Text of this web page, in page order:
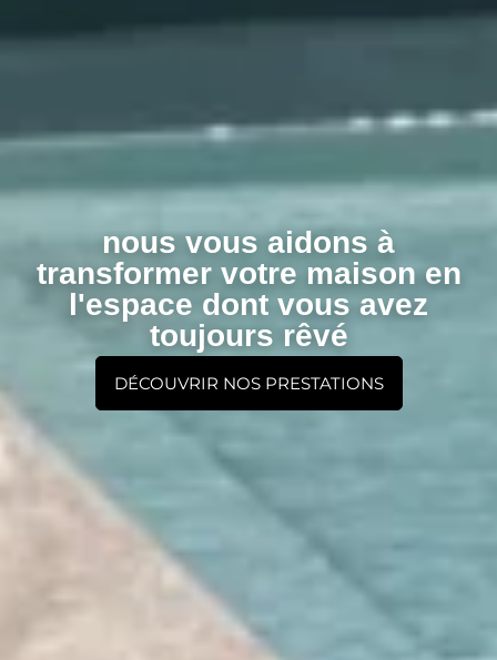
nous vous aidons à
transformer votre maison en
l'espace dont vous avez
toujours rêvé
DÉCOUVRIR NOS PRESTATIONS